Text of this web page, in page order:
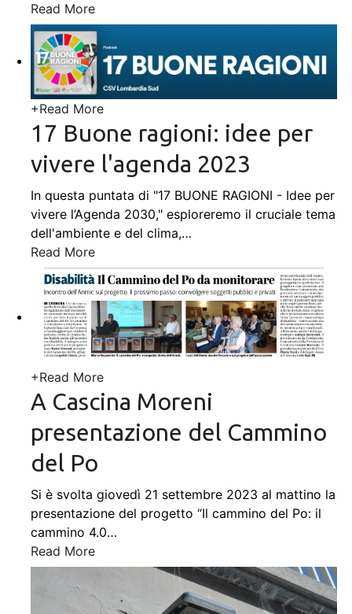
Read More
+Read More
17 Buone ragioni: idee per
vivere l'agenda 2023
In questa puntata di "17 BUONE RAGIONI - Idee per
vivere l’Agenda 2030," esploreremo il cruciale tema
dell'ambiente e del clima,…
Read More
+Read More
A Cascina Moreni
presentazione del Cammino
del Po
Si è svolta giovedì 21 settembre 2023 al mattino la
presentazione del progetto “Il cammino del Po: il
cammino 4.0…
Read More